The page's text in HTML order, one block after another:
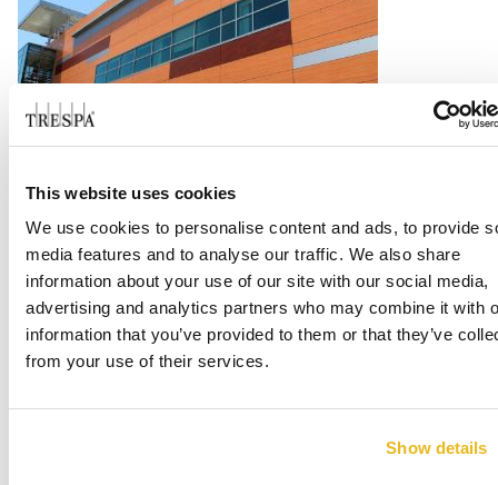
This website uses cookies
We use cookies to personalise content and ads, to provide
media features and to analyse our traffic. We also share
information about your use of our site with our social media,
advertising and analytics partners who may combine it with
information that you’ve provided to them or that they’ve
from your use of their services.
Show details
LA Harbor College
Per saperne di più